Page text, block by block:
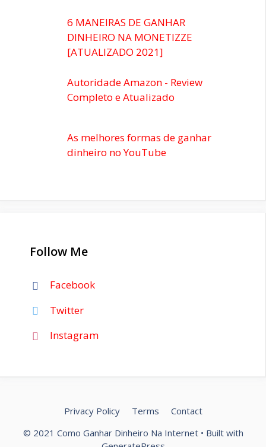
6 MANEIRAS DE GANHAR
DINHEIRO NA MONETIZZE
[ATUALIZADO 2021]
Autoridade Amazon - Review
Completo e Atualizado
As melhores formas de ganhar
dinheiro no YouTube
Follow Me
Facebook
Twitter
Instagram
Privacy Policy Terms
Contact
© 2021 Como Ganhar Dinheiro Na Internet• Built with